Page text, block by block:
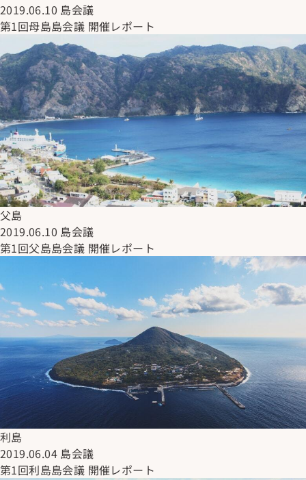
2019.06.10 島会議
第1回母島島会議 開催レポート
父島
2019.06.10 島会議
第1回父島島会議 開催レポート
利島
2019.06.04 島会議
第1回利島島会議 開催レポート